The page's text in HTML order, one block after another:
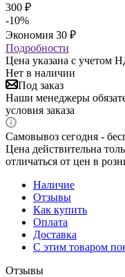
300 ₽
-10%
Экономия 30 ₽
Подробности
Цена указана с учетом
Нет в наличии
Под заказ
Наши менеджеры
условия заказа
Самовывоз сегодня -
Цена действительна
отличаться от цен в
Наличие
Отзывы
Как купить
Оплата
Доставка
С этим товаром
Отзывы